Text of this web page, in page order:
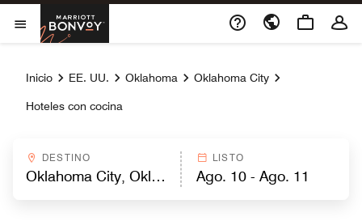
Skip to Content
Abrir el menú
Marriott Bonvoy
Inicio EE. UU. Oklahoma Oklahoma City
Hoteles con cocina
DESTINO LISTO